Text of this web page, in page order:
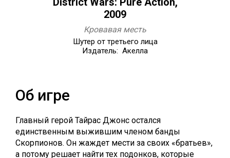
2009
Кровавая месть
Шутер от третьего лица
Издатель: Акелла
Об игре
Главный герой Тайрас Джонс остался
единственным выжившим членом банды
Скорпионов. Он жаждет мести за своих «братьев»,
а потому решает найти тех подонков, которые